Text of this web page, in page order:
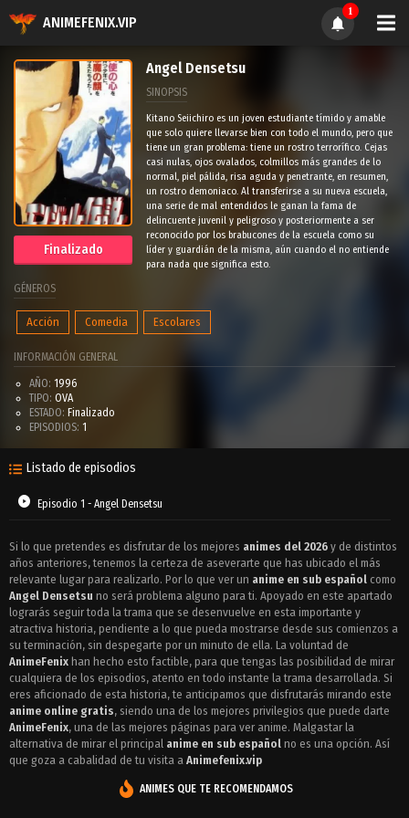
ANIMEFENIX.VIP
1
Finalizado
Angel Densetsu
SINOPSIS
Kitano Seiichiro es un joven estudiante tímido y amable
que solo quiere llevarse bien con todo el mundo, pero que
tiene un gran problema: tiene un rostro terrorífico. Cejas
casi nulas, ojos ovalados, colmillos más grandes de lo
normal, piel pálida, risa aguda y penetrante, en resumen,
un rostro demoniaco. Al transferirse a su nueva escuela,
una serie de mal entendidos le ganan la fama de
delincuente juvenil y peligroso y posteriormente a ser
reconocido por los brabucones de la escuela como su
líder y guardián de la misma, aún cuando el no entiende
para nada que significa esto.
GÉNEROS
Acción Comedia Escolares
INFORMACIÓN GENERAL
AÑO: 1996
TIPO: OVA
ESTADO: Finalizado
EPISODIOS: 1
Listado de episodios
Episodio 1 - Angel Densetsu
Si lo que pretendes es disfrutar de los mejores animes del 2026 y de distintos
años anteriores, tenemos la certeza de aseverarte que has ubicado el más
relevante lugar para realizarlo. Por lo que ver un anime en sub español como
Angel Densetsu no será problema alguno para ti. Apoyado en este apartado
lograrás seguir toda la trama que se desenvuelve en esta importante y
atractiva historia, pendiente a lo que pueda mostrarse desde sus comienzos a
su terminación, sin despegarte por un minuto de ella. La voluntad de
AnimeFenix han hecho esto factible, para que tengas las posibilidad de mirar
cualquiera de los episodios, atento en todo instante la trama desarrollada. Si
eres aficionado de esta historia, te anticipamos que disfrutarás mirando este
anime online gratis, siendo una de los mejores privilegios que puede darte
AnimeFenix, una de las mejores páginas para ver anime. Malgastar la
alternativa de mirar el principal anime en sub español no es una opción. Así
que goza a cabalidad de tu visita a Animefenix.vip
ANIMES QUE TE RECOMENDAMOS